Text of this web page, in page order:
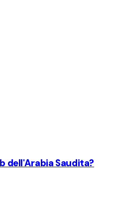
dell'Arabia Saudita?